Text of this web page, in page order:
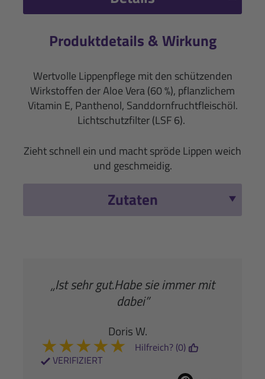
Produktdetails & Wirkung
Wertvolle Lippenpflege mit den schützenden
Wirkstoffen der Aloe Vera (60 %), pflanzlichem
Vitamin E, Panthenol, Sanddornfruchtfleischöl.
Lichtschutzfilter (LSF 6).
Zieht schnell ein und macht spröde Lippen weich
und geschmeidig.
Zutaten
„Ist sehr gut.Habe sie immer mit
dabei”
Doris W.
★★★★★
VERIFIZIERT
Hilfreich? (0)